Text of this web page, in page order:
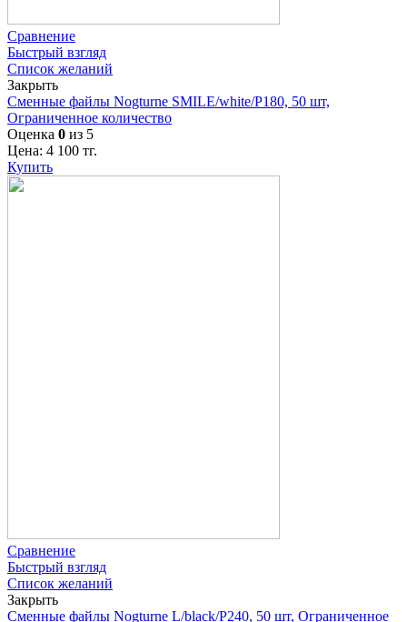
Сравнение
Быстрый взгляд
Список желаний
Закрыть
Сменные файлы Nogturne SMILE/white/P180, 50 шт,
Ограниченное количество
Оценка 0 из 5
Цена: 4 100 тг.
Купить
Сравнение
Быстрый взгляд
Список желаний
Закрыть
Сменные файлы Nogturne L/black/P240, 50 шт, Ограниченное